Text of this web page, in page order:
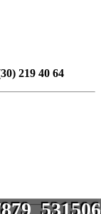
219 40 64